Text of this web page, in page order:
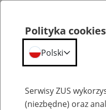
Polityka cookies
Polski
Serwisy ZUS
(niezbędne) oraz